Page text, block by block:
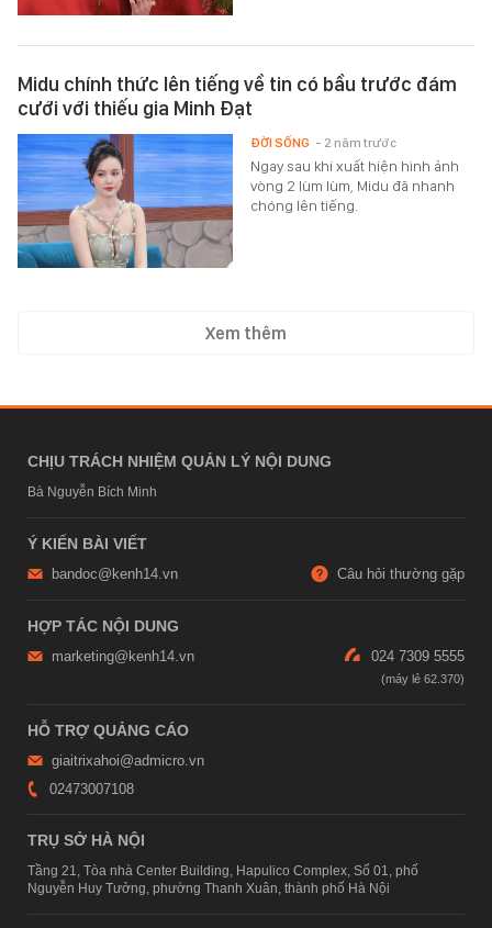
Midu chính thức lên tiếng về tin có bầu trước đám
cưới với thiếu gia Minh Đạt
Ngay sau khi xuất hiện hình ảnh
vòng 2 lùm lùm, Midu đã nhanh
chóng lên tiếng.
ĐỜI SỐNG - 2 năm trước
Xem thêm
CHỊU TRÁCH NHIỆM QUẢN LÝ NỘI DUNG
Bà Nguyễn Bích Minh
Ý KIẾN BÀI VIẾT
bandoc@kenh14.vn Câu hỏi thường gặp
HỢP TÁC NỘI DUNG
marketing@kenh14.vn 024 7309 5555
HỖ TRỢ QUẢNG CÁO
giaitrixahoi@admicro.vn
02473007108
TRỤ SỞ HÀ NỘI
Tầng 21, Tòa nhà Center Building, Hapulico Complex, Số 01, phố
Nguyễn Huy Tưởng, phường Thanh Xuân, thành phố Hà Nội